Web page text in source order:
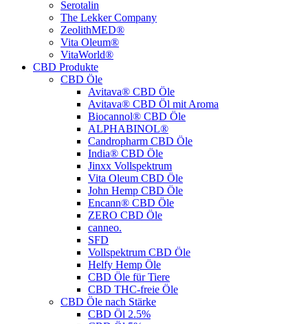
Serotalin
The Lekker Company
ZeolithMED®
Vita Oleum®
VitaWorld®
CBD Produkte
CBD Öle
Avitava® CBD Öle
Avitava® CBD Öl mit Aroma
Biocannol® CBD Öle
ALPHABINOL®
Candropharm CBD Öle
India® CBD Öle
Jinxx Vollspektrum
Vita Oleum CBD Öle
John Hemp CBD Öle
Encann® CBD Öle
ZERO CBD Öle
canneo.
SFD
Vollspektrum CBD Öle
Helfy Hemp Öle
CBD Öle für Tiere
CBD THC-freie Öle
CBD Öle nach Stärke
CBD Öl 2.5%